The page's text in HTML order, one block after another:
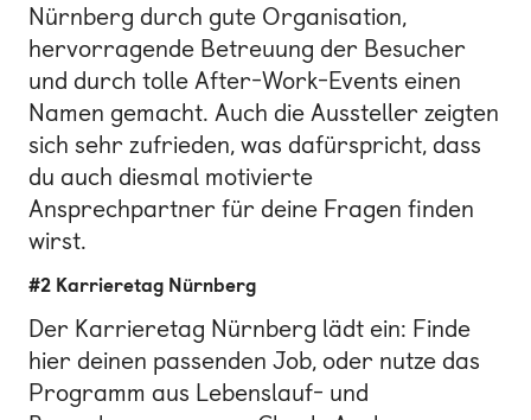
Nürnberg durch gute Organisation,
hervorragende Betreuung der Besucher
und durch tolle After-Work-Events einen
Namen gemacht. Auch die Aussteller zeigten
sich sehr zufrieden, was dafürspricht, dass
du auch diesmal motivierte
Ansprechpartner für deine Fragen finden
wirst.
#2 Karrieretag Nürnberg
Der Karrieretag Nürnberg lädt ein: Finde
hier deinen passenden Job, oder nutze das
Programm aus Lebenslauf- und